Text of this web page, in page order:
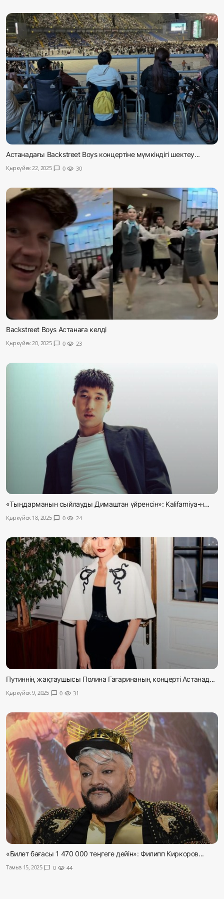
Астанадағы Backstreet Boys концертіне мүмкіндігі шектеу...
Қыркүйек 22, 2025 chat_bubble 0 visibility 30
Backstreet Boys Астанаға келді
Қыркүйек 20, 2025 chat_bubble 0 visibility 23
«Тыңдарманын сыйлауды Димаштан үйренсін»: Kalifarniya-н...
Қыркүйек 18, 2025 chat_bubble 0 visibility 24
Путиннің жақтаушысы Полина Гагаринаның концерті Астанад...
Қыркүйек 9, 2025 chat_bubble 0 visibility 31
«Билет бағасы 1 470 000 теңгеге дейін»: Филипп Киркоров...
Тамыз 15, 2025 chat_bubble 0 visibility 44